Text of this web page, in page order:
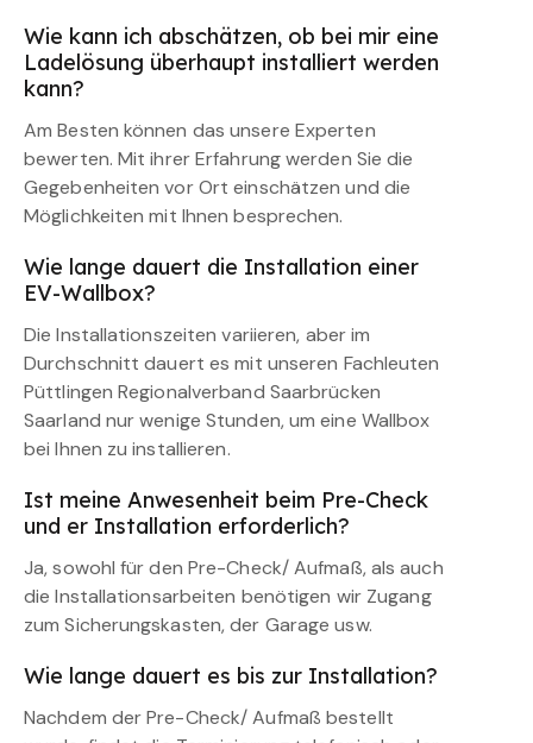
Wie kann ich abschätzen, ob bei mir eine
Ladelösung überhaupt installiert werden
kann?
Am Besten können das unsere Experten
bewerten. Mit ihrer Erfahrung werden Sie die
Gegebenheiten vor Ort einschätzen und die
Möglichkeiten mit Ihnen besprechen.
Wie lange dauert die Installation einer
EV-Wallbox?
Die Installationszeiten variieren, aber im
Durchschnitt dauert es mit unseren Fachleuten
Püttlingen Regionalverband Saarbrücken
Saarland nur wenige Stunden, um eine Wallbox
bei Ihnen zu installieren.
Ist meine Anwesenheit beim Pre-Check
und er Installation erforderlich?
Ja, sowohl für den Pre-Check/ Aufmaß, als auch
die Installationsarbeiten benötigen wir Zugang
zum Sicherungskasten, der Garage usw.
Wie lange dauert es bis zur Installation?
Nachdem der Pre-Check/ Aufmaß bestellt